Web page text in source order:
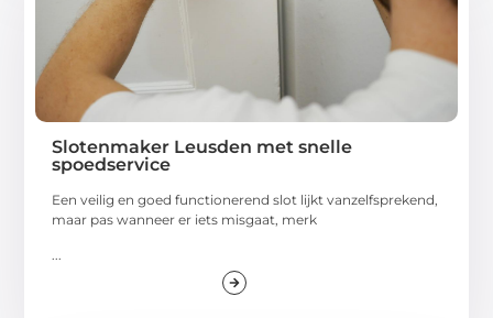
Slotenmaker Leusden met snelle
spoedservice
Een veilig en goed functionerend slot lijkt vanzelfsprekend,
maar pas wanneer er iets misgaat, merk
...